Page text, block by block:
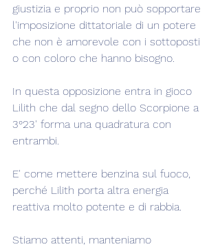
giustizia e proprio non può sopportare
l'imposizione dittatoriale di un potere
che non è amorevole con i sottoposti
o con coloro che hanno bisogno.
In questa opposizione entra in gioco
Lilith che dal segno dello Scorpione a
3°23' forma una quadratura con
entrambi.
E' come mettere benzina sul fuoco,
perché Lilith porta altra energia
reattiva molto potente e di rabbia.
Stiamo attenti, manteniamo